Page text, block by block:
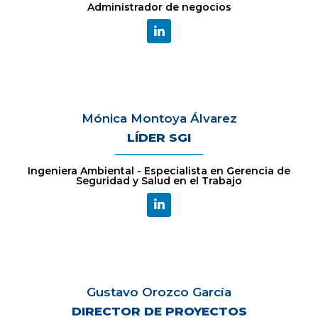
Administrador de negocios
Mónica Montoya Álvarez
LÍDER SGI
Ingeniera Ambiental - Especialista en Gerencia de
Seguridad y Salud en el Trabajo
Gustavo Orozco García
DIRECTOR DE PROYECTOS